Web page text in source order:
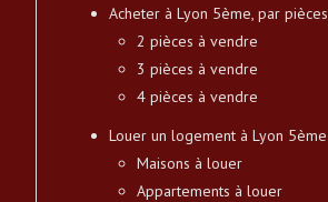
Acheter à Lyon 5ème, par pièces
2 pièces à vendre
3 pièces à vendre
4 pièces à vendre
Louer un logement à Lyon 5ème
Maisons à louer
Appartements à louer